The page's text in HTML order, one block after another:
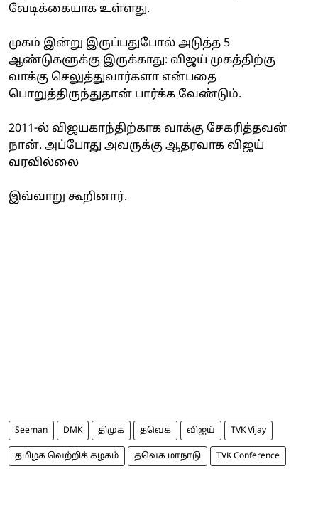
வேடிக்கையாக உள்ளது.
முகம் இன்று இருப்பதுபோல் அடுத்த 5
ஆண்டுகளுக்கு இருக்காது: விஜய் முகத்திற்கு
வாக்கு செலுத்துவார்களா என்பதை
பொறுத்திருந்துதான் பார்க்க வேண்டும்.
2011-ல் விஜயகாந்திற்காக வாக்கு சேகரித்தவன்
நான். அப்போது அவருக்கு ஆதரவாக விஜய்
வரவில்லை
இவ்வாறு கூறினார்.
Seeman DMK திமுக தவெக விஜய் TVK Vijay
தமிழக வெற்றிக் கழகம் தவெக மாநாடு TVK Conference